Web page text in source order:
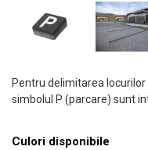
Pentru delimitarea
simbolul P (parcare) sunt
Culori disponibile